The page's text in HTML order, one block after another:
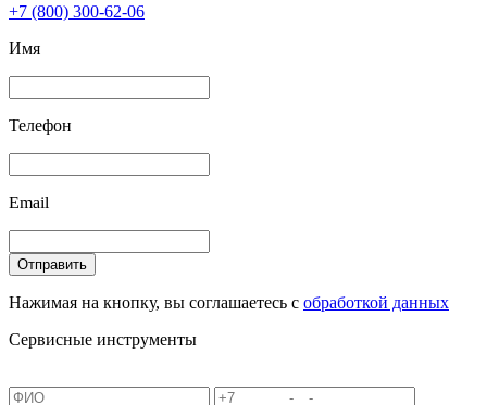
+7 (800) 300-62-06
Имя
Телефон
Email
Отправить
Нажимая на кнопку, вы соглашаетесь с обработкой данных
Сервисные инструменты